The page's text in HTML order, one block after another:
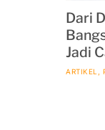
Dari
Jadi
ARTIKEL